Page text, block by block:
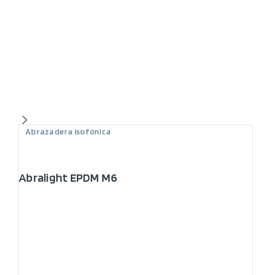
Abrazadera isofónica
Abralight EPDM M6